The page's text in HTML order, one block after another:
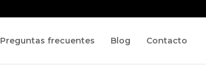
Preguntas frecuentes Blog Contacto